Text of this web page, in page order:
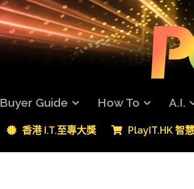
Buyer Guide How To A.I.
香港 I.T.至專大獎 PlayIT.HK 智